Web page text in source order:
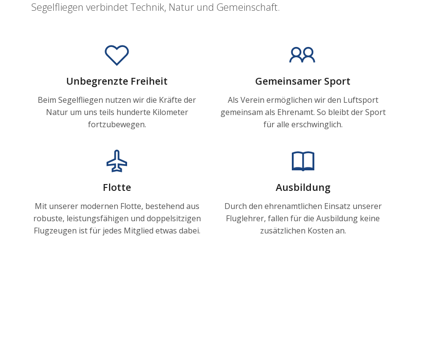
Segelfliegen verbindet Technik, Natur und Gemeinschaft.
Unbegrenzte Freiheit
Beim Segelfliegen nutzen wir die Kräfte der
Natur um uns teils hunderte Kilometer
fortzubewegen.
Gemeinsamer Sport
Als Verein ermöglichen wir den Luftsport
gemeinsam als Ehrenamt. So bleibt der Sport
für alle erschwinglich.
Flotte
Mit unserer modernen Flotte, bestehend aus
robuste, leistungsfähigen und doppelsitzigen
Flugzeugen ist für jedes Mitglied etwas dabei.
Ausbildung
Durch den ehrenamtlichen Einsatz unserer
Fluglehrer, fallen für die Ausbildung keine
zusätzlichen Kosten an.